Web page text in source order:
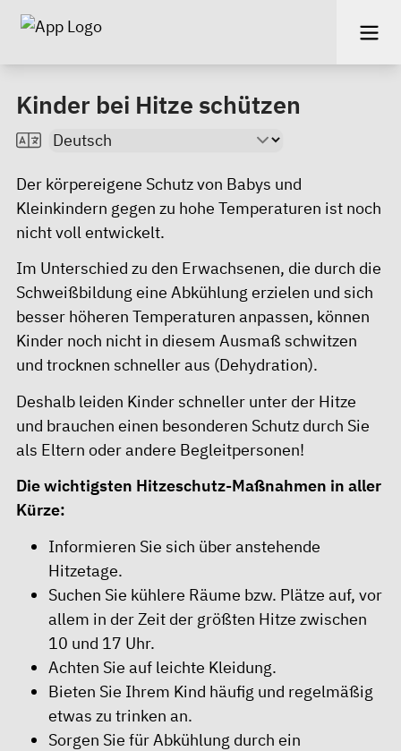
Kinder bei Hitze schützen
Der körpereigene Schutz von Babys und
Kleinkindern gegen zu hohe Temperaturen ist noch
nicht voll entwickelt.
Im Unterschied zu den Erwachsenen, die durch die
Schweißbildung eine Abkühlung erzielen und sich
besser höheren Temperaturen anpassen, können
Kinder noch nicht in diesem Ausmaß schwitzen
und trocknen schneller aus (Dehydration).
Deshalb leiden Kinder schneller unter der Hitze
und brauchen einen besonderen Schutz durch Sie
als Eltern oder andere Begleitpersonen!
Die wichtigsten Hitzeschutz-Maßnahmen in aller
Kürze:
Informieren Sie sich über anstehende
Hitzetage.
Suchen Sie kühlere Räume bzw. Plätze auf, vor
allem in der Zeit der größten Hitze zwischen
10 und 17 Uhr.
Achten Sie auf leichte Kleidung.
Bieten Sie Ihrem Kind häufig und regelmäßig
etwas zu trinken an.
Sorgen Sie für Abkühlung durch ein